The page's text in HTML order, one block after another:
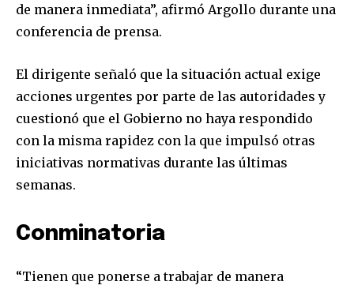
de manera inmediata”, afirmó Argollo durante una
conferencia de prensa.
El dirigente señaló que la situación actual exige
acciones urgentes por parte de las autoridades y
cuestionó que el Gobierno no haya respondido
con la misma rapidez con la que impulsó otras
iniciativas normativas durante las últimas
semanas.
Conminatoria
“Tienen que ponerse a trabajar de manera